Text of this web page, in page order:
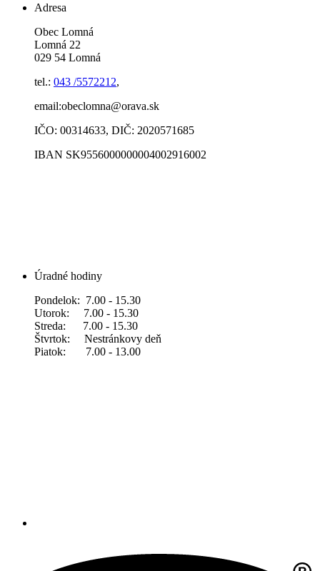
Adresa
Obec Lomná
Lomná 22
029 54 Lomná
tel.: 043 /5572212,
email:obeclomna@orava.sk
IČO: 00314633, DIČ: 2020571685
IBAN SK9556000000004002916002
Úradné hodiny
Pondelok: 7.00 - 15.30
Utorok: 7.00 - 15.30
Streda: 7.00 - 15.30
Štvrtok: Nestránkovy deň
Piatok: 7.00 - 13.00